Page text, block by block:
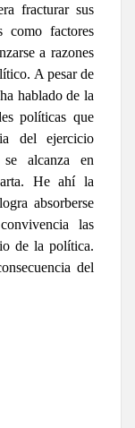
fracturar sus
como factores
a razones
A pesar de
hablado de la
políticas que
del ejercicio
alcanza en
He ahí la
absorberse
las
de la política.
del